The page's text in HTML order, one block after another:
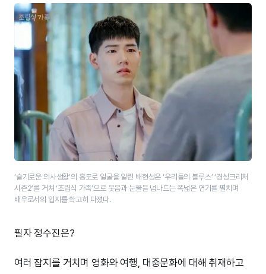
‘슬기로운 의사생활’의 홍도로 얼굴을 알린 배현성은 ‘우리들의 블루스’ ‘경성크리처
시즌2’를 거쳐 ‘조립식 가족’으로 웃음과 눈물을 넘나드는 폭넓은 연기를 펼치며
배우로서의 입지를 확고히 다졌다.
필자 정수진은?
여러 잡지를 거치며 영화와 여행, 대중문화에 대해 취재하고